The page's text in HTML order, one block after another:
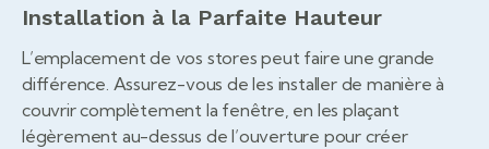
Installation à la Parfaite Hauteur
L’emplacement de vos stores peut faire une grande
différence. Assurez-vous de les installer de manière à
couvrir complètement la fenêtre, en les plaçant
légèrement au-dessus de l’ouverture pour créer